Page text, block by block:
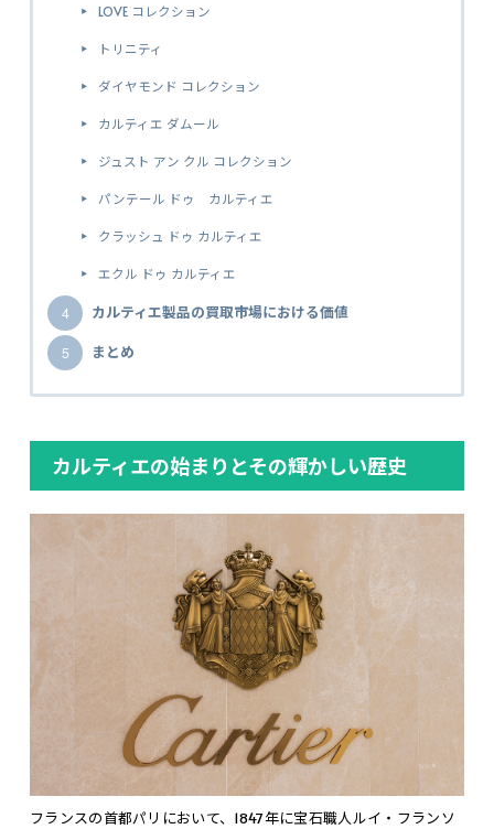
LOVE コレクション
トリニティ
ダイヤモンド コレクション
カルティエ ダムール
ジュスト アン クル コレクション
パンテール ドゥ カルティエ
クラッシュ ドゥ カルティエ
エクル ドゥ カルティエ
カルティエ製品の買取市場における価値
まとめ
カルティエの始まりとその輝かしい歴史
フランスの首都パリにおいて、1847年に宝石職人ルイ・フランソ